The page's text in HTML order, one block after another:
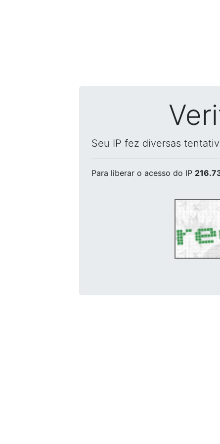
Seu IP fez diversas
Para liberar o acesso do IP